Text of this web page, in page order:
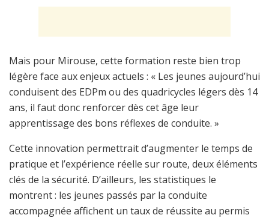
Mais pour Mirouse, cette formation reste bien trop
légère face aux enjeux actuels : « Les jeunes aujourd’hui
conduisent des EDPm ou des quadricycles légers dès 14
ans, il faut donc renforcer dès cet âge leur
apprentissage des bons réflexes de conduite. »
Cette innovation permettrait d’augmenter le temps de
pratique et l’expérience réelle sur route, deux éléments
clés de la sécurité. D’ailleurs, les statistiques le
montrent : les jeunes passés par la conduite
accompagnée affichent un taux de réussite au permis